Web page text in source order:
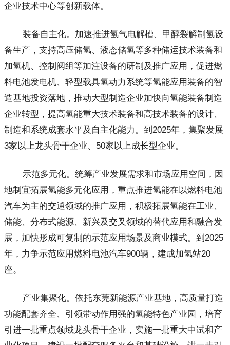
企业技术中心等创新载体。
装备自主化。加速推进氢气电解槽、甲醇裂解制氢设
备生产，支持高压储氢、液态储氢等多种储运技术装备和
加氢机、控制阀组等加注设备的研制及推广应用，促进燃
料电池发电机、轻型载具氢动力系统等氢能应用装备的智
造基地投资落地，推动大型制造企业加快向氢能装备制造
企业转型，提高氢能重大技术装备和高技术装备的设计、
制造和系统成套水平及自主化能力。到2025年，集聚发展
3家以上龙头骨干企业、50家以上成长型企业。
示范多元化。统筹产业发展需求和市场应用空间，因
地制宜拓展氢能多元化应用，重点推进氢能在以燃料电池
汽车为主的交通领域的推广应用，积极拓展氢能在工业、
储能、分布式能源、新兴及交叉领域的替代应用和融合发
展，加快形成可复制的示范应用场景及商业模式。到2025
年，力争示范应用燃料电池汽车900辆，建成加氢站20
座。
产业集聚化。依托东莞新能源产业基地，高质量打造
功能配套齐全、引领带动作用强的氢能特色产业园，培育
引进一批重点领域龙头骨干企业，实施一批重大中试和产